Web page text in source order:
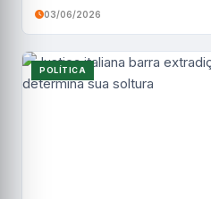
03/06/2026
POLÍTICA